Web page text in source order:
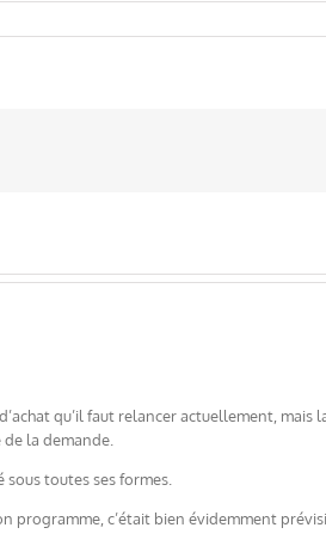
qu’il faut relancer actuellement,
la demande.
toutes ses formes.
programme, c’était bien évidemment